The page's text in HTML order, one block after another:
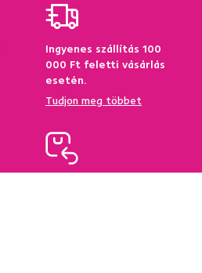
Ingyenes szállítás 100
000 Ft feletti vásárlás
esetén.
Tudjon meg többet